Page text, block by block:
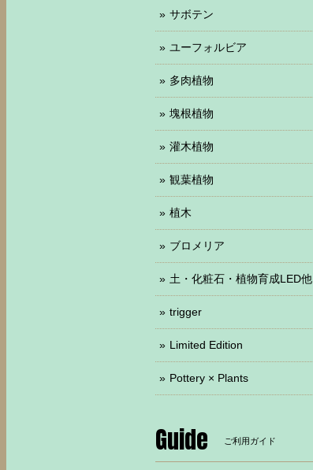
サボテン
ユーフォルビア
多肉植物
塊根植物
灌木植物
観葉植物
植木
ブロメリア
土・化粧石・植物育成LED他
trigger
Limited Edition
Pottery × Plants
Guide ご利用ガイド